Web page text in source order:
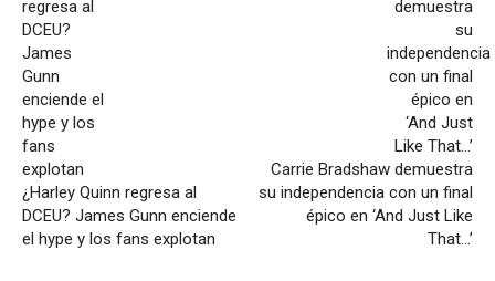
¿Harley Quinn regresa al
DCEU? James Gunn enciende
el hype y los fans explotan
Carrie Bradshaw demuestra
su independencia con un final
épico en ‘And Just Like
That…’